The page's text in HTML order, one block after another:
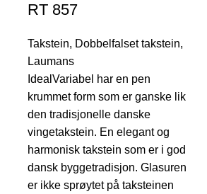
RT 857
Takstein, Dobbelfalset takstein,
Laumans
IdealVariabel har en pen
krummet form som er ganske lik
den tradisjonelle danske
vingetakstein. En elegant og
harmonisk takstein som er i god
dansk byggetradisjon. Glasuren
er ikke sprøytet på taksteinen